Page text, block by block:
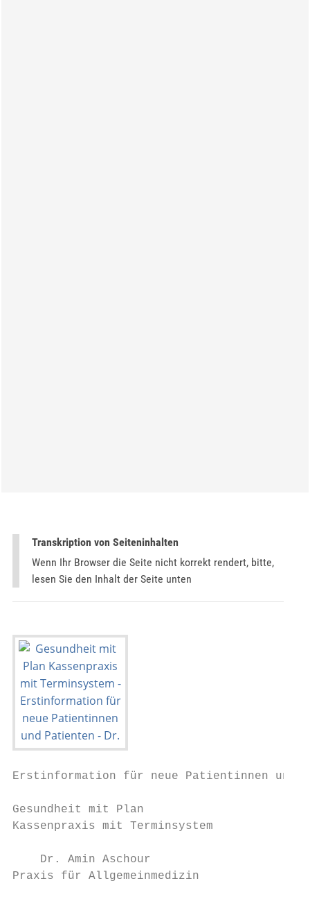
Transkription von Seiteninhalten
Wenn Ihr Browser die Seite nicht korrekt rendert, bitte,
lesen Sie den Inhalt der Seite unten
Erstinformation für neue Patientinnen und
Gesundheit mit Plan
Kassenpraxis mit Terminsystem
Dr. Amin Aschour
Praxis für Allgemeinmedizin